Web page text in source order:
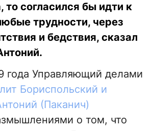
то согласился бы идти к
трудности, через
и бедствия, сказал
года Управляющий делами
Бориспольский и
(Паканич)
о том, что